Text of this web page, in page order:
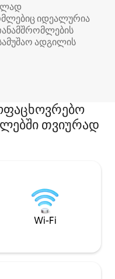
იდეალურია
ადგილის
თვიურად
Wi-Fi